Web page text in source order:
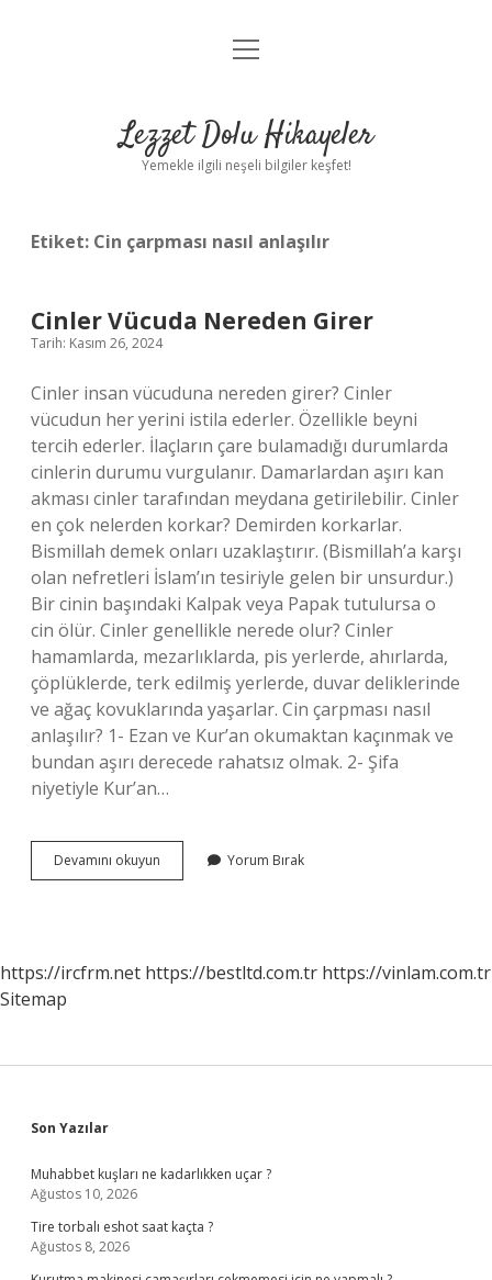
Anasayfa
Yasal Uyarı
menüyü
Lezzet Dolu Hikayeler
Yemekle ilgili neşeli bilgiler keşfet!
Etiket: Cin çarpması nasıl anlaşılır
Cinler Vücuda Nereden Girer
Tarih: Kasım 26, 2024
Cinler insan vücuduna nereden girer? Cinler
vücudun her yerini istila ederler. Özellikle beyni
tercih ederler. İlaçların çare bulamadığı durumlarda
cinlerin durumu vurgulanır. Damarlardan aşırı kan
akması cinler tarafından meydana getirilebilir. Cinler
en çok nelerden korkar? Demirden korkarlar.
Bismillah demek onları uzaklaştırır. (Bismillah’a karşı
olan nefretleri İslam’ın tesiriyle gelen bir unsurdur.)
Bir cinin başındaki Kalpak veya Papak tutulursa o
cin ölür. Cinler genellikle nerede olur? Cinler
hamamlarda, mezarlıklarda, pis yerlerde, ahırlarda,
çöplüklerde, terk edilmiş yerlerde, duvar deliklerinde
ve ağaç kovuklarında yaşarlar. Cin çarpması nasıl
anlaşılır? 1- Ezan ve Kur’an okumaktan kaçınmak ve
bundan aşırı derecede rahatsız olmak. 2- Şifa
niyetiyle Kur’an…
Devamını okuyun
Vücuda
Yorum Bırak
https://ircfrm.net https://bestltd.com.tr https://vinlam.com.tr
Sitemap
Sidebar
Son Yazılar
Muhabbet kuşları ne kadarlıkken uçar ?
Ağustos 10, 2026
Tire torbalı eshot saat kaçta ?
Ağustos 8, 2026